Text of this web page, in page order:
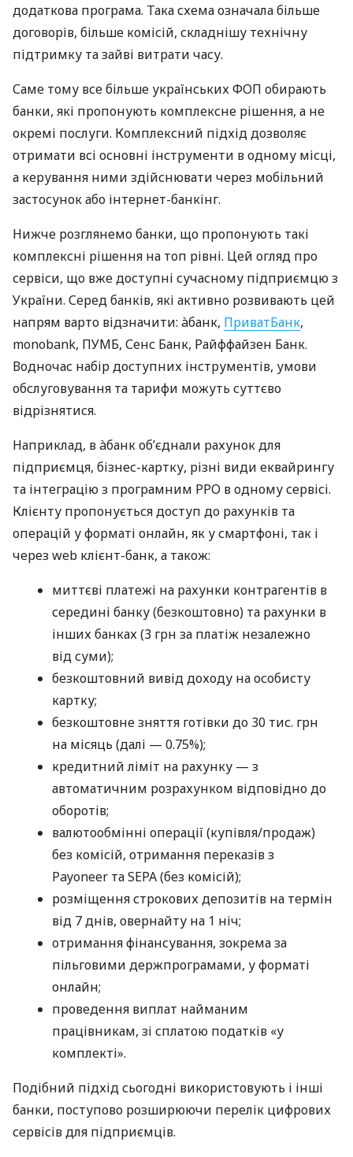
додаткова програма. Така схема означала більше
договорів, більше комісій, складнішу технічну
підтримку та зайві витрати часу.
Саме тому все більше українських ФОП обирають
банки, які пропонують комплексне рішення, а не
окремі послуги. Комплексний підхід дозволяє
отримати всі основні інструменти в одному місці,
а керування ними здійснювати через мобільний
застосунок або інтернет-банкінг.
Нижче розглянемо банки, що пропонують такі
комплексні рішення на топ рівні. Цей огляд про
сервіси, що вже доступні сучасному підприємцю з
України. Серед банків, які активно розвивають цей
напрям варто відзначити: àбанк, ПриватБанк,
monobank, ПУМБ, Сенс Банк, Райффайзен Банк.
Водночас набір доступних інструментів, умови
обслуговування та тарифи можуть суттєво
відрізнятися.
Наприклад, в àбанк об’єднали рахунок для
підприємця, бізнес-картку, різні види еквайрингу
та інтеграцію з програмним РРО в одному сервісі.
Клієнту пропонується доступ до рахунків та
операцій у форматі онлайн, як у смартфоні, так і
через web клієнт-банк, а також:
миттєві платежі на рахунки контрагентів в
середині банку (безкоштовно) та рахунки в
інших банках (3 грн за платіж незалежно
від суми);
безкоштовний вивід доходу на особисту
картку;
безкоштовне зняття готівки до 30 тис. грн
на місяць (далі — 0.75%);
кредитний ліміт на рахунку — з
автоматичним розрахунком відповідно до
оборотів;
валютообмінні операції (купівля/продаж)
без комісій, отримання переказів з
Payoneer та SEPA (без комісій);
розміщення строкових депозитів на термін
від 7 днів, овернайту на 1 ніч;
отримання фінансування, зокрема за
пільговими держпрограмами, у форматі
онлайн;
проведення виплат найманим
працівникам, зі сплатою податків «у
комплекті».
Подібний підхід сьогодні використовують і інші
банки, поступово розширюючи перелік цифрових
сервісів для підприємців.